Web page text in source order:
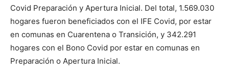
Covid Preparación y Apertura Inicial. Del total, 1.569.030
hogares fueron beneficiados con el IFE Covid, por estar
en comunas en Cuarentena o Transición, y 342.291
hogares con el Bono Covid por estar en comunas en
Preparación o Apertura Inicial.